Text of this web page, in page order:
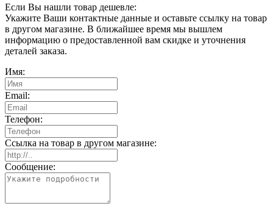
Если Вы нашли товар дешевле:
Укажите Ваши контактные данные и оставьте ссылку на товар
в другом магазине. В ближайшее время мы вышлем
информацию о предоставленной вам скидке и уточнения
деталей заказа.
Имя:
Email:
Телефон:
Ссылка на товар в другом магазине:
Сообщение: